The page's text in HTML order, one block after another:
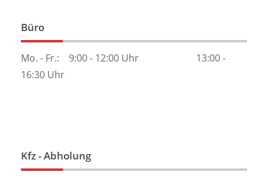
Büro
Mo. - Fr.: 9:00 - 12:00 Uhr 13:00 -
16:30 Uhr
Kfz - Abholung